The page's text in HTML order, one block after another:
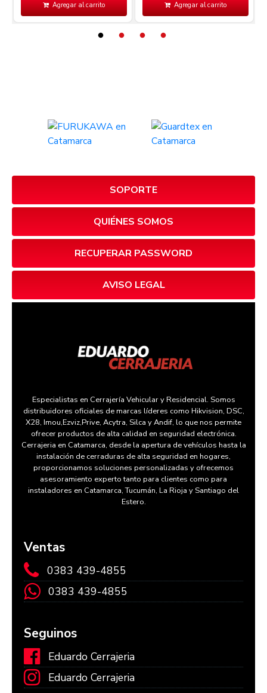
Agregar al carrito Agregar al carrito
SOPORTE
QUIÉNES SOMOS
RECUPERAR PASSWORD
AVISO LEGAL
Especialistas en Cerrajería Vehicular y Residencial. Somos
distribuidores oficiales de marcas líderes como Hikvision, DSC,
X28, Imou,Ezviz,Prive, Acytra, Silca y Andif, lo que nos permite
ofrecer productos de alta calidad en seguridad electrónica.
Cerrajeria en Catamarca, desde la apertura de vehículos hasta la
instalación de cerraduras de alta seguridad en hogares,
proporcionamos soluciones personalizadas y ofrecemos
asesoramiento experto tanto para clientes como para
instaladores en Catamarca, Tucumán, La Rioja y Santiago del
Estero.
Ventas
0383 439-4855
0383 439-4855
Seguinos
Eduardo Cerrajeria
Eduardo Cerrajeria